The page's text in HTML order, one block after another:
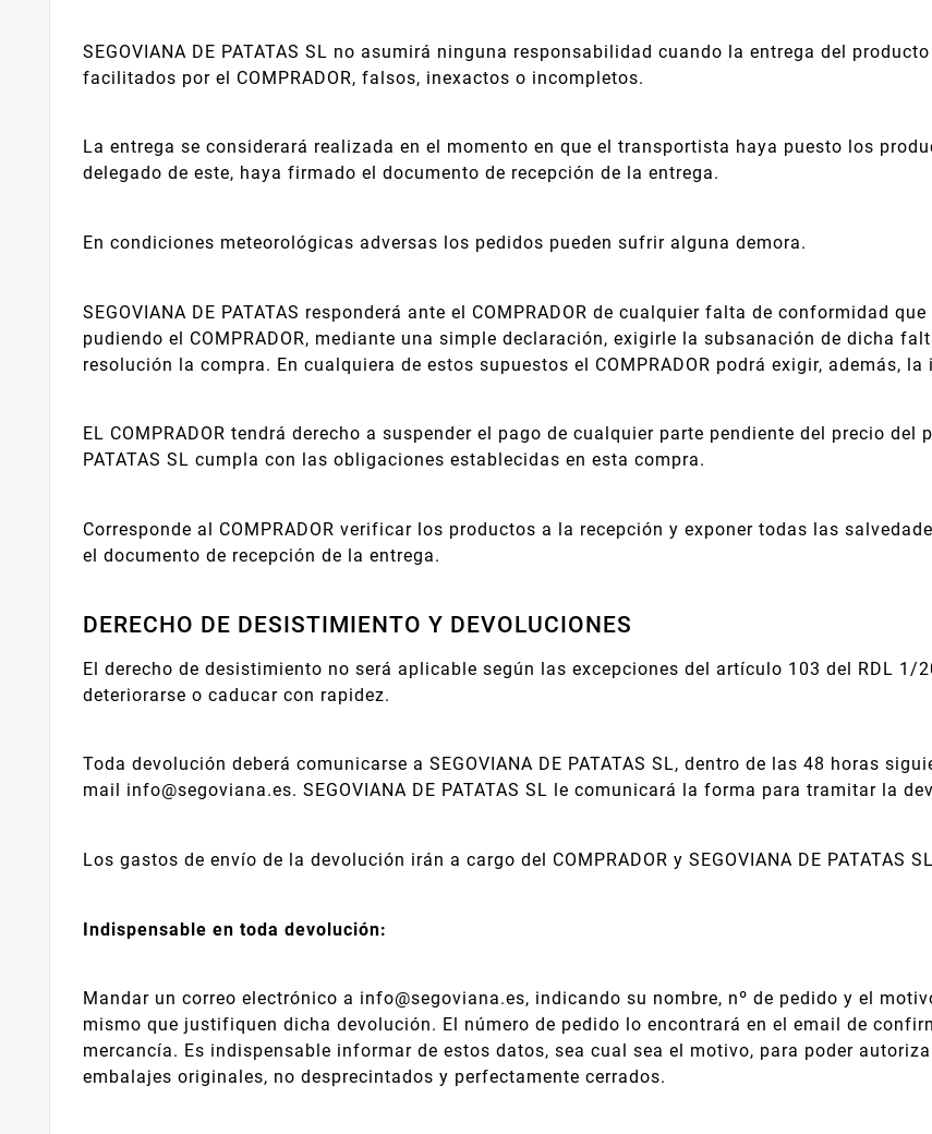
SEGOVIANA DE PATATAS SL no asumirá ninguna responsabilidad cuando la entrega del
facilitados por el COMPRADOR, falsos, inexactos o incompletos.
La entrega se considerará realizada en el momento en que el transportista haya puesto los
delegado de este, haya firmado el documento de recepción de la entrega.
En condiciones meteorológicas adversas los pedidos pueden sufrir alguna demora.
SEGOVIANA DE PATATAS responderá ante el COMPRADOR de cualquier falta de conformidad
pudiendo el COMPRADOR, mediante una simple declaración, exigirle la subsanación de dicha
resolución la compra. En cualquiera de estos supuestos el COMPRADOR podrá exigir, además,
EL COMPRADOR tendrá derecho a suspender el pago de cualquier parte pendiente del precio del
PATATAS SL cumpla con las obligaciones establecidas en esta compra.
Corresponde al COMPRADOR verificar los productos a la recepción y exponer todas las
el documento de recepción de la entrega.
DERECHO DE DESISTIMIENTO Y DEVOLUCIONES
El derecho de desistimiento no será aplicable según las excepciones del artículo 103 del RDL 1/
deteriorarse o caducar con rapidez.
Toda devolución deberá comunicarse a SEGOVIANA DE PATATAS SL, dentro de las 48 horas
mail info@segoviana.es. SEGOVIANA DE PATATAS SL le comunicará la forma para tramitar la
Los gastos de envío de la devolución irán a cargo del COMPRADOR y SEGOVIANA DE PATATAS
Indispensable en toda devolución:
Mandar un correo electrónico a info@segoviana.es, indicando su nombre, nº de pedido y el
mismo que justifiquen dicha devolución. El número de pedido lo encontrará en el email de
mercancía. Es indispensable informar de estos datos, sea cual sea el motivo, para poder
embalajes originales, no desprecintados y perfectamente cerrados.